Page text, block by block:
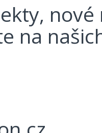
nové
na